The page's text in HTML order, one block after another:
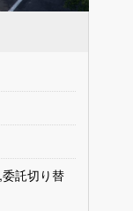
委託切り替